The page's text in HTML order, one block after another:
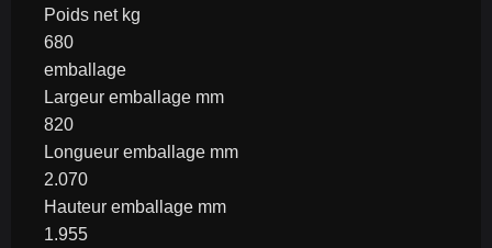
Poids net kg
680
emballage
Largeur emballage mm
820
Longueur emballage mm
2.070
Hauteur emballage mm
1.955